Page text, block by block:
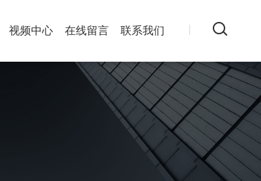
视频中心 在线留言 联系我们